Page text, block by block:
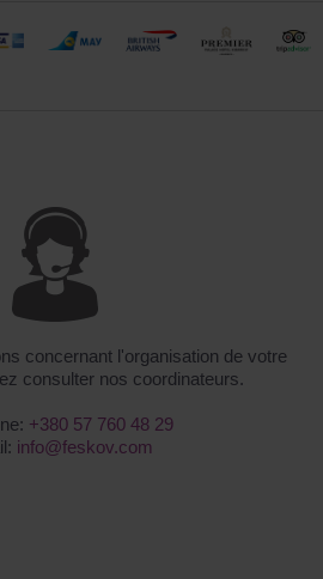
concernant l'organisation de votre
consulter nos coordinateurs.
+380 57 760 48 29
info@feskov.com